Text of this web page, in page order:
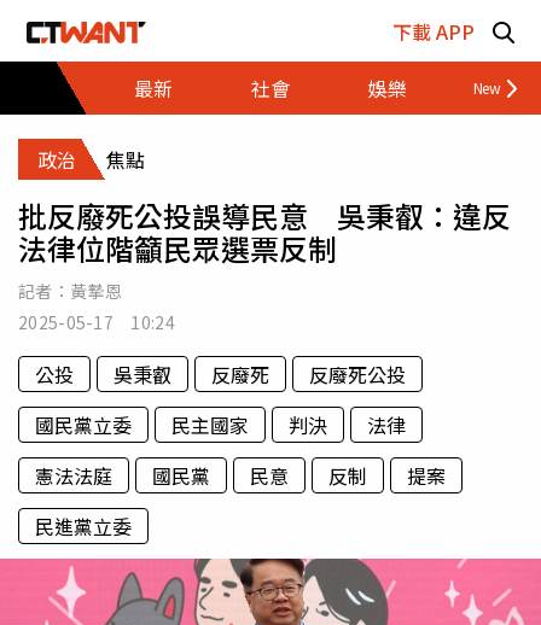
下載 APP
最新
社會 娛樂 財經
政治 焦點
批反廢死公投誤導民意 吳秉叡：違反
法律位階籲民眾選票反制
記者： 黃摯恩
2025-05-17 10:24
公投 吳秉叡 反廢死
反廢死公投
國民黨立委
民主國家 判決
法律
憲法法庭
國民黨 民意 反制
提案
民進黨立委